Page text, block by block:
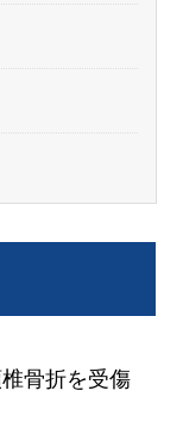
骨折を受傷